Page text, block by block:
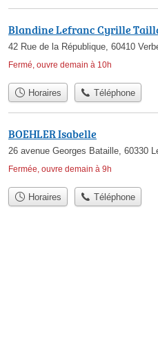
Blandine Lefranc Cyrille
42 Rue de la République, 60410
Fermé, ouvre demain à 10h
Horaires Téléphone
BOEHLER Isabelle
26 avenue Georges Bataille, 60330
Fermée, ouvre demain à 9h
Horaires Téléphone